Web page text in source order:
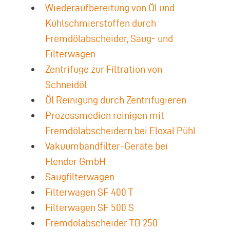
Wiederaufbereitung von Öl und
Kühlschmierstoffen durch
Fremdölabscheider, Saug- und
Filterwagen
Zentrifuge zur Filtration von
Schneidöl
Öl Reinigung durch Zentrifugieren
Prozessmedien reinigen mit
Fremdölabscheidern bei Eloxal Pühl
Vakuumbandfilter-Geräte bei
Flender GmbH
Saugfilterwagen
Filterwagen SF 400 T
Filterwagen SF 500 S
Fremdölabscheider TB 250